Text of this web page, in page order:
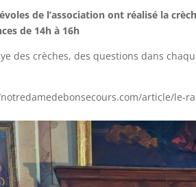
de l’association ont réalisé la
de 14h à 16h
des crèches, des questions dans
article/le-